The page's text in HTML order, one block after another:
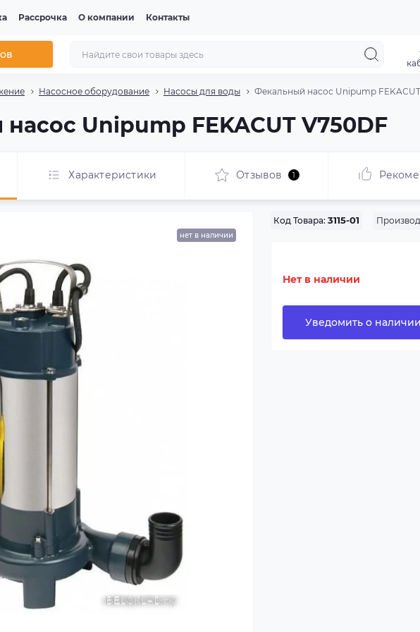
Рассрочка О компании Контакты
Насосное оборудование Насосы для воды Фекальный насос Unipump
Unipump FEKACUT V750DF
Характеристики Отзывов 1
нет в наличии
Код Товара: 3115-01
Нет в наличии
Уведомить о